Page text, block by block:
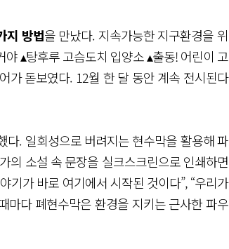
지 방법을 만났다. 지속가능한 지구환경을 위
▴탕후루 고슴도치 입양소 ▴출동! 어린이 고
가 돋보였다. 12월 한 달 동안 계속 전시된다
다. 일회성으로 버려지는 현수막을 활용해 파
의 소설 속 문장을 실크스크린으로 인쇄하면
기가 바로 여기에서 시작된 것이다”, “우리가
마다 폐현수막은 환경을 지키는 근사한 파우